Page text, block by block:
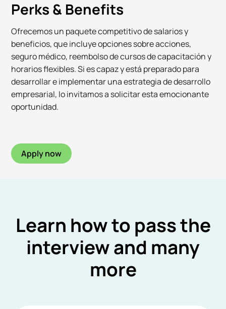
Perks & Benefits
Ofrecemos un paquete competitivo de salarios y
beneficios, que incluye opciones sobre acciones,
seguro médico, reembolso de cursos de capacitación y
horarios flexibles. Si es capaz y está preparado para
desarrollar e implementar una estrategia de desarrollo
empresarial, lo invitamos a solicitar esta emocionante
oportunidad.
Apply now
Learn how to pass the
interview and many
more